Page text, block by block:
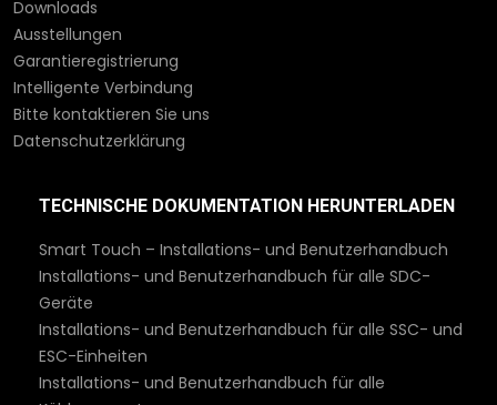
Downloads
Ausstellungen
Garantieregistrierung
Intelligente Verbindung
Bitte kontaktieren Sie uns
Datenschutzerklärung
TECHNISCHE DOKUMENTATION HERUNTERLADEN
Smart Touch – Installations- und Benutzerhandbuch
Installations- und Benutzerhandbuch für alle SDC-
Geräte
Installations- und Benutzerhandbuch für alle SSC- und
ESC-Einheiten
Installations- und Benutzerhandbuch für alle